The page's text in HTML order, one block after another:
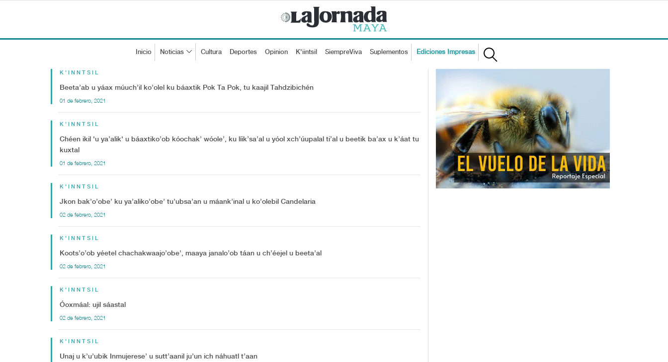
Inicio Noticias Cultura Deportes Opinion K'iintsil SiempreViva Suplementos Ediciones Impresas
K'INNTSIL
Beeta’ab u yáax múuch’il ko’olel ku báaxtik Pok Ta Pok, tu kaajil Tahdzibichén
01 de febrero, 2021
K'INNTSIL
Chéen ikil 'u ya’alik' u báaxtiko’ob kóochak’ wóole’, ku líik’sa’al u yóol xch’úupalal ti’al u beetik ba’ax u k’áat tu
kuxtal
01 de febrero, 2021
K'INNTSIL
Jkon bak’o’obe’ ku ya’aliko’obe’ tu’ubsa’an u máank’inal u ko’olebil Candelaria
02 de febrero, 2021
K'INNTSIL
Koots’o’ob yéetel chachakwaajo’obe’, maaya janalo’ob táan u ch’éejel u beeta’al
02 de febrero, 2021
K'INNTSIL
Óoxmáal: ujil sáastal
02 de febrero, 2021
K'INNTSIL
Unaj u k’u’ubik Inmujerese’ u sutt’aanil ju’un ich náhuatl t’aan